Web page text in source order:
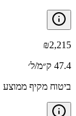
₪2,215
47.4 ק״מ/ל׳
ביטוח מקיף ממוצע